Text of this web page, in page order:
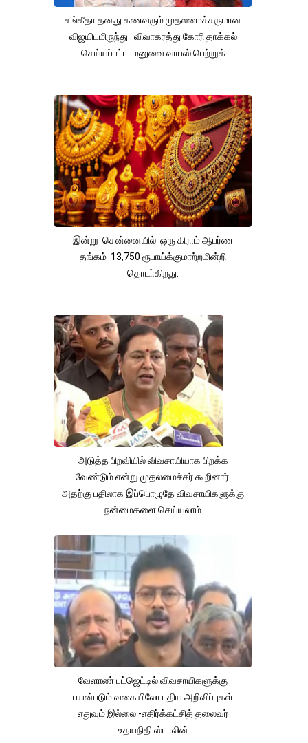
சங்கீதா தனது கணவரும் முதலமைச்சருமான
விஜயிடமிருந்து விவாகரத்து கோரி தாக்கல்
செய்யப்பட்ட மனுவை வாபஸ் பெற்றுக்
இன்று சென்னையில் ஒரு கிராம் ஆபர்ண
தங்கம் 13,750 ரூபாய்க்குமாற்றமின்றி
தொடா்கிறது.
அடுத்த பிறவியில் விவசாயியாக பிறக்க
வேண்டும் என்று முதலமைச்சர் கூறினார்.
அதற்கு பதிலாக இப்பொழுதே விவசாயிகளுக்கு
நன்மைகளை செய்யலாம்
வேளாண் பட்ஜெட்டில் விவசாயிகளுக்கு
பயன்படும் வகையிலோ புதிய அறிவிப்புகள்
எதுவும் இல்லை -எதிர்க்கட்சித் தலைவர்
உதயநிதி ஸ்டாலின்